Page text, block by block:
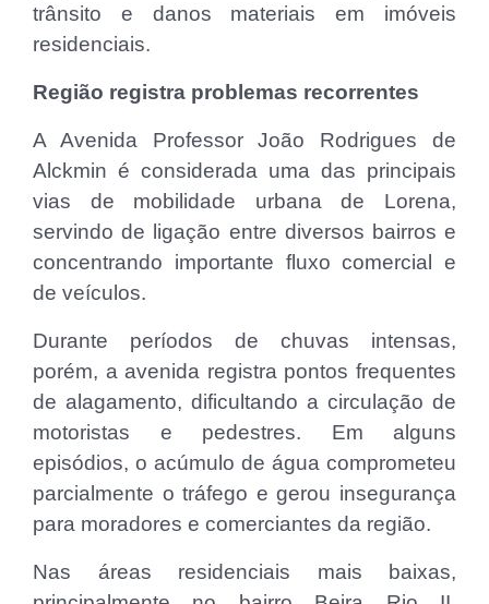
trânsito e danos materiais em imóveis
residenciais.
Região registra problemas recorrentes
A Avenida Professor João Rodrigues de
Alckmin é considerada uma das principais
vias de mobilidade urbana de Lorena,
servindo de ligação entre diversos bairros e
concentrando importante fluxo comercial e
de veículos.
Durante períodos de chuvas intensas,
porém, a avenida registra pontos frequentes
de alagamento, dificultando a circulação de
motoristas e pedestres. Em alguns
episódios, o acúmulo de água comprometeu
parcialmente o tráfego e gerou insegurança
para moradores e comerciantes da região.
Nas áreas residenciais mais baixas,